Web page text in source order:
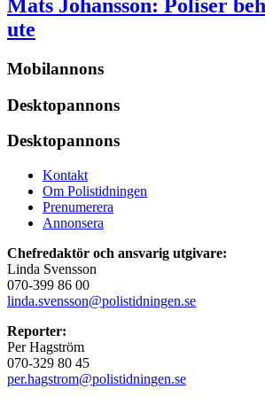
Mats Johansson: Poliser
ute
Mobilannons
Desktopannons
Desktopannons
Kontakt
Om Polistidningen
Prenumerera
Annonsera
Chefredaktör och ansvarig utgivare:
Linda Svensson
070-399 86 00
linda.svensson@polistidningen.se
Reporter:
Per Hagström
070-329 80 45
per.hagstrom@polistidningen.se